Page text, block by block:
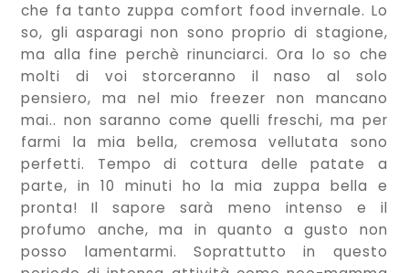
che fa tanto zuppa comfort food invernale. Lo
so, gli asparagi non sono proprio di stagione,
ma alla fine perchè rinunciarci. Ora lo so che
molti di voi storceranno il naso al solo
pensiero, ma nel mio freezer non mancano
mai.. non saranno come quelli freschi, ma per
farmi la mia bella, cremosa vellutata sono
perfetti. Tempo di cottura delle patate a
parte, in 10 minuti ho la mia zuppa bella e
pronta! Il sapore sarà meno intenso e il
profumo anche, ma in quanto a gusto non
posso lamentarmi. Soprattutto in questo